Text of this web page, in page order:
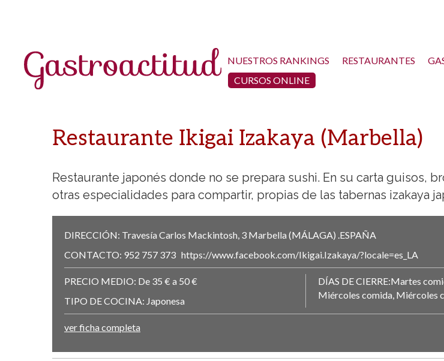
NUESTROS RANKINGS RESTAURANTES
CURSOS ONLINE
Restaurante Ikigai Izakaya (Marbella)
Restaurante japonés donde no se prepara sushi. En su carta guisos,
otras especialidades para compartir, propias de las tabernas izakaya
DIRECCIÓN: Travesía Carlos Mackintosh, 3 Marbella (MÁLAGA) ESPAÑA
CONTACTO: 952 757 373 https://www.facebook.com/Ikigai.Izakaya/?locale=es_LA
PRECIO MEDIO: De 35 € a 50 €
TIPO DE COCINA: Japonesa
DÍAS DE CIERRE:Martes
Miércoles comida, Miércoles
ver ficha completa